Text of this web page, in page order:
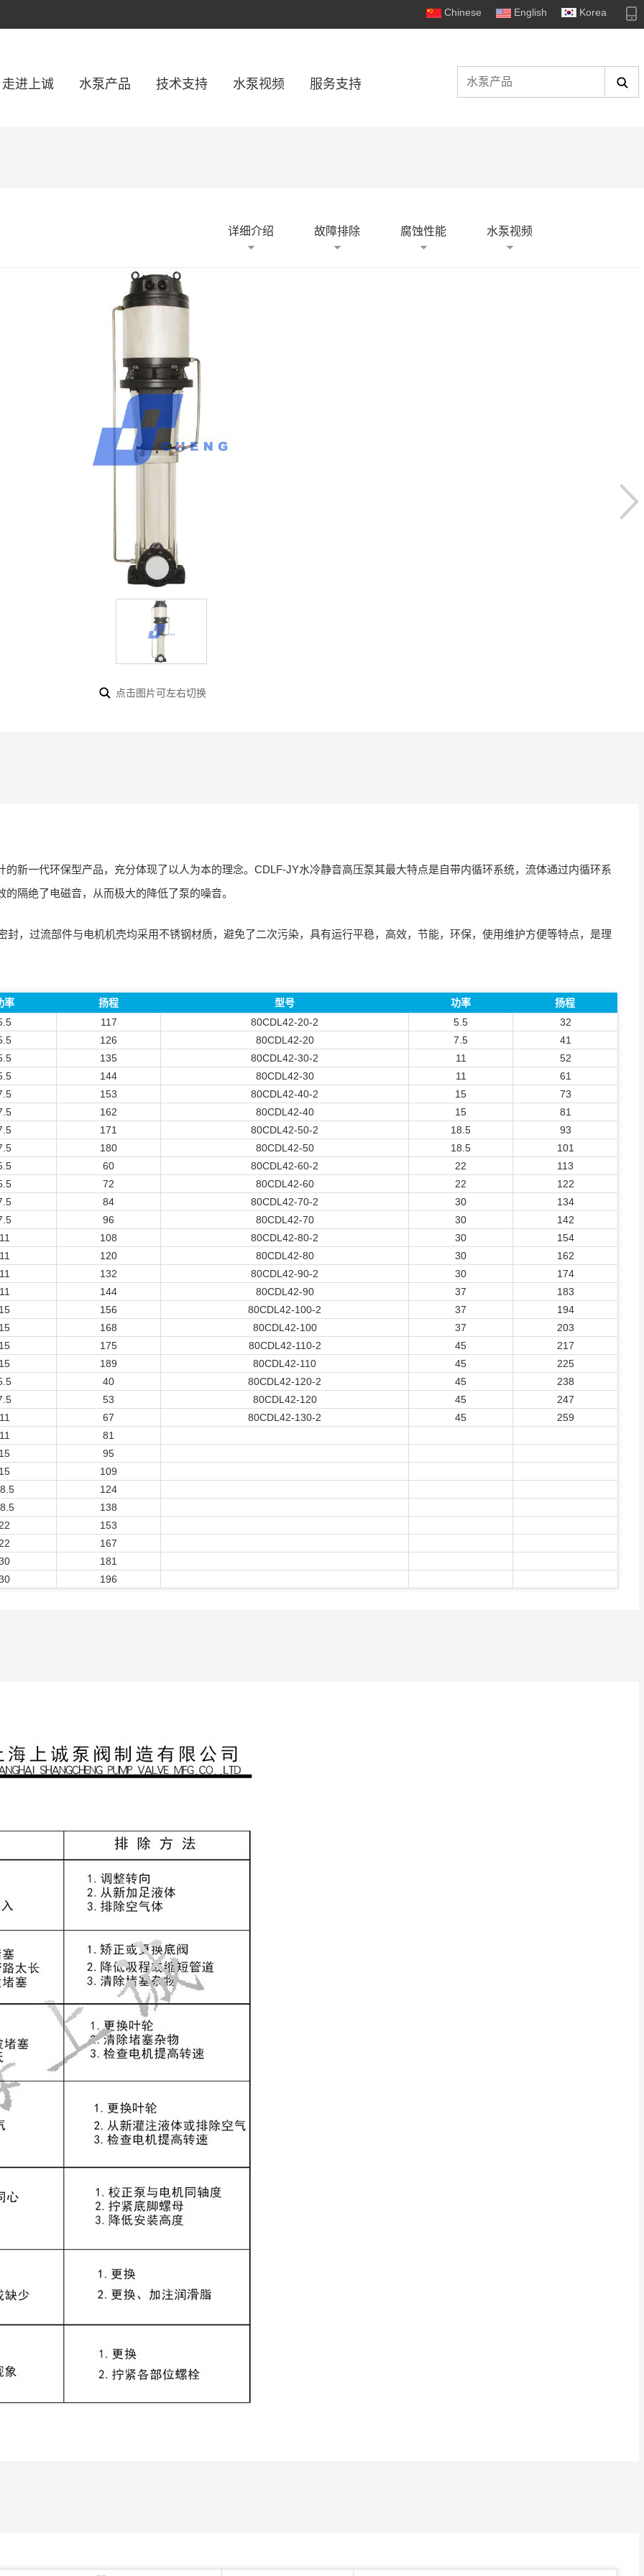
Korea
English
Chinese
走进上诚 水泵产品 技术支持 水泵视频 服务支持
详细介绍 故障排除 腐蚀性能 水泵视频
点击图片可左右切换
新一代环保型产品，充分体现了以人为本的理念。CDLF-JY水冷静音高压泵其最大特点是自带内循环系统，流体通过内循环系
隔绝了电磁音，从而极大的降低了泵的噪音。
，过流部件与电机机壳均采用不锈钢材质，避免了二次污染，具有运行平稳，高效，节能，环保，使用维护方便等特点，是理
率 扬程 型号 功率
扬程
117 80CDL42-20-2 5.5
32
126 80CDL42-20 7.5
41
135 80CDL42-30-2 11
52
144 80CDL42-30 11
61
153 80CDL42-40-2 15
73
162 80CDL42-40 15
81
171 80CDL42-50-2 18.5
93
180 80CDL42-50 18.5
101
60 80CDL42-60-2 22
113
72 80CDL42-60 22
122
84 80CDL42-70-2 30
134
96 80CDL42-70 30
142
108 80CDL42-80-2 30
154
120 80CDL42-80 30
162
132 80CDL42-90-2 30
174
144 80CDL42-90 37
183
156 80CDL42-100-2 37
194
168 80CDL42-100 37
203
175 80CDL42-110-2 45
217
189 80CDL42-110 45
225
40 80CDL42-120-2 45
238
53 80CDL42-120 45
247
67 80CDL42-130-2 45
259
81
95
109
124
138
153
167
181
196